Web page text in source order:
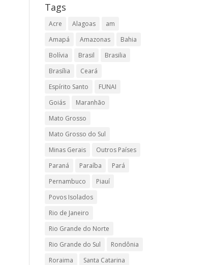
Tags
Acre Alagoas
am
Amapá
Amazonas
Bahia
Bolívia
Brasil
Brasilia
Brasília
Ceará
Espírito Santo
FUNAI
Goiás
Maranhão
Mato Grosso
Mato Grosso do Sul
Minas Gerais
Outros Países
Paraná
Paraíba
Pará
Pernambuco
Piauí
Povos Isolados
Rio de Janeiro
Rio Grande do Norte
Rio Grande do Sul
Rondônia
Roraima
Santa Catarina